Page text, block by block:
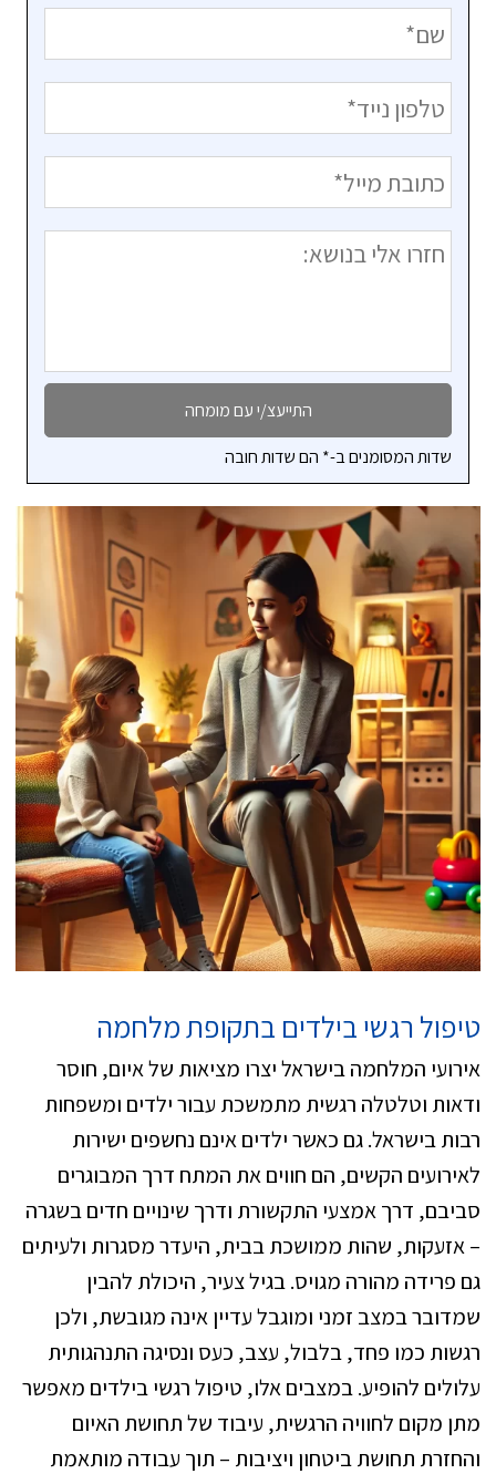
שדות המסומנים ב-* הם שדות חובה
טיפול רגשי בילדים בתקופת מלחמה
אירועי המלחמה בישראל יצרו מציאות של איום, חוסר
ודאות וטלטלה רגשית מתמשכת עבור ילדים ומשפחות
רבות בישראל. גם כאשר ילדים אינם נחשפים ישירות
לאירועים הקשים, הם חווים את המתח דרך המבוגרים
סביבם, דרך אמצעי התקשורת ודרך שינויים חדים בשגרה
– אזעקות, שהות ממושכת בבית, היעדר מסגרות ולעיתים
גם פרידה מהורה מגויס. בגיל צעיר, היכולת להבין
שמדובר במצב זמני ומוגבל עדיין אינה מגובשת, ולכן
רגשות כמו פחד, בלבול, עצב, כעס ונסיגה התנהגותית
עלולים להופיע. במצבים אלו, טיפול רגשי בילדים מאפשר
מתן מקום לחוויה הרגשית, עיבוד של תחושת האיום
והחזרת תחושת ביטחון ויציבות – תוך עבודה מותאמת